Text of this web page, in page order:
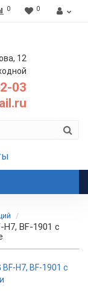
0 0
12
03
BF-1901 с